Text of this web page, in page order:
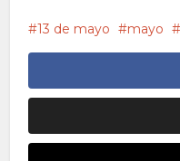
13 de mayo mayo